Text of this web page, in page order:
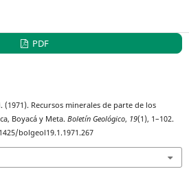
PDF
(1971). Recursos minerales de parte de los
Boyacá y Meta.Boletín Geológico, 19(1), 1–102.
bolgeol19.1.1971.267